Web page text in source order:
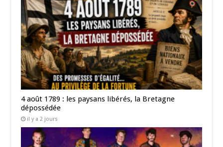
4 août 1789 : les paysans libérés, la Bretagne
dépossédée
il y a 2 jours